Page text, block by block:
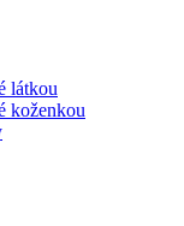
látkou
koženkou